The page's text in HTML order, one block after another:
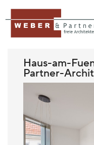
Haus-am-
Partner-